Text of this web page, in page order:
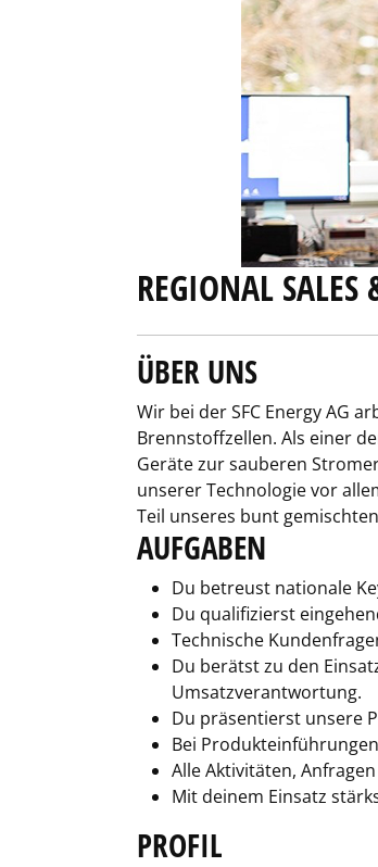
REGIONAL
ÜBER UNS
Wir bei der SFC Energy AG
Brennstoffzellen. Als einer
Geräte zur sauberen
unserer Technologie vor
Teil unseres bunt
AUFGABEN
Du betreust nationale
Du qualifizierst
Technische
Du berätst zu den
Umsatzverantwortung.
Du präsentierst unsere
Bei
Alle Aktivitäten,
Mit deinem Einsatz
PROFIL